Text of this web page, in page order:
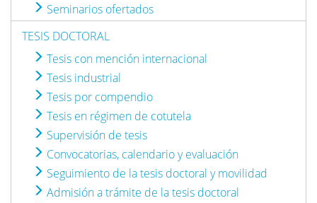
Seminarios ofertados
TESIS DOCTORAL
Tesis con mención internacional
Tesis industrial
Tesis por compendio
Tesis en régimen de cotutela
Supervisión de tesis
Convocatorias, calendario y evaluación
Seguimiento de la tesis doctoral y movilidad
Admisión a trámite de la tesis doctoral